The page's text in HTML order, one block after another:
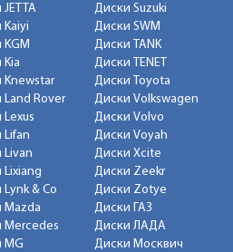
Knewstar
Rover
Lifan
Livan
& Co
Mazda
Mercedes
MG
Диски Suzuki
Диски SWM
Диски TANK
Диски TENET
Диски Toyota
Диски Volkswagen
Диски Volvo
Диски Voyah
Диски Xcite
Диски Zeekr
Диски Zotye
Диски ГАЗ
Диски ЛАДА
Диски Москвич